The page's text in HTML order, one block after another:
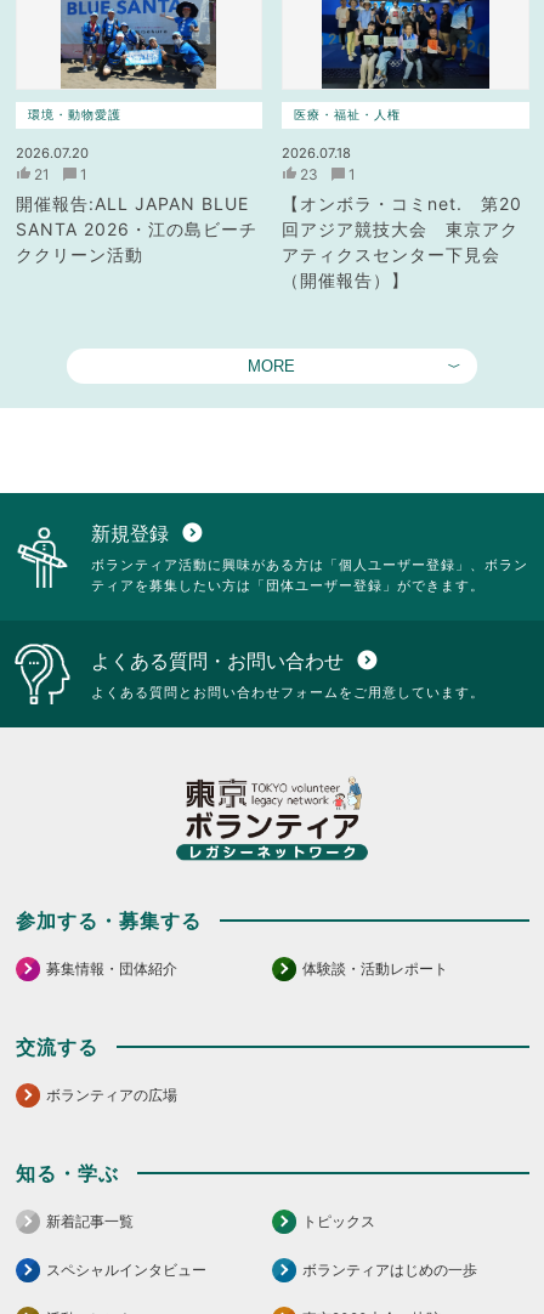
環境・動物愛護
2026.07.20
21 1
開催報告:ALL JAPAN BLUE
SANTA 2026・江の島ビーチ
ククリーン活動
医療・福祉・人権
2026.07.18
23 1
【オンボラ・コミnet. 第20
回アジア競技大会 東京アク
アティクスセンター下見会
（開催報告）】
MORE
新規登録 expand_circle_down
ボランティア活動に興味がある方は「個人ユーザー登録」、ボラン
ティアを募集したい方は「団体ユーザー登録」ができます。
よくある質問・お問い合わせ expand_circle_down
よくある質問とお問い合わせフォームをご用意しています。
参加する・募集する
募集情報・団体紹介 体験談・活動レポート
交流する
ボランティアの広場
知る・学ぶ
新着記事一覧 トピックス
スペシャルインタビュー ボランティアはじめの一歩